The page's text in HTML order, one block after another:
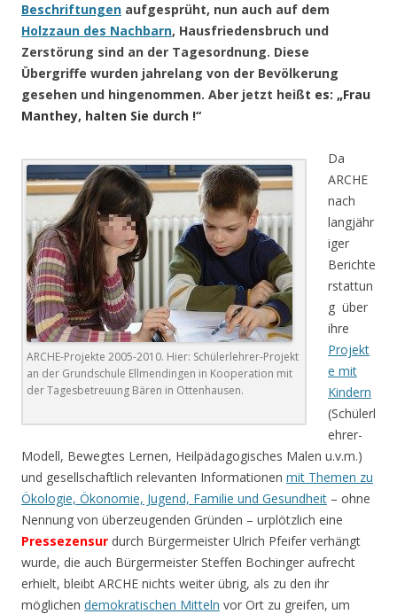
Beschriftungen aufgesprüht, nun auch auf dem
Holzzaun des Nachbarn, Hausfriedensbruch und
Zerstörung sind an der Tagesordnung. Diese
Übergriffe wurden jahrelang von der Bevölkerung
gesehen und hingenommen. Aber jetzt heißt es: „Frau
Manthey, halten Sie durch !“
ARCHE-Projekte 2005-2010. Hier: Schülerlehrer-Projekt
an der Grundschule Ellmendingen in Kooperation mit
der Tagesbetreuung Bären in Ottenhausen.
Da
ARCHE
nach
langjähr
iger
Berichte
rstattun
g über
ihre
Projekt
e mit
Kindern
(Schülerl
ehrer-
Modell, Bewegtes Lernen, Heilpädagogisches Malen u.v.m.)
und gesellschaftlich relevanten Informationen mit Themen zu
Ökologie, Ökonomie, Jugend, Familie und Gesundheit – ohne
Nennung von überzeugenden Gründen – urplötzlich eine
Pressezensur durch Bürgermeister Ulrich Pfeifer verhängt
wurde, die auch Bürgermeister Steffen Bochinger aufrecht
erhielt, bleibt ARCHE nichts weiter übrig, als zu den ihr
möglichen demokratischen Mitteln vor Ort zu greifen, um